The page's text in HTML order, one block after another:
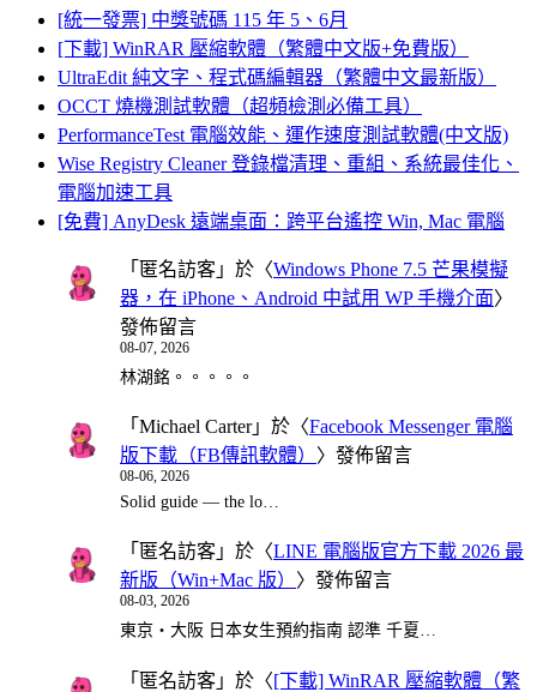
[統一發票] 中獎號碼 115 年 5、6月
[下載] WinRAR 壓縮軟體（繁體中文版+免費版）
UltraEdit 純文字、程式碼編輯器（繁體中文最新版）
OCCT 燒機測試軟體（超頻檢測必備工具）
PerformanceTest 電腦效能、運作速度測試軟體(中文版)
Wise Registry Cleaner 登錄檔清理、重組、系統最佳化、
電腦加速工具
[免費] AnyDesk 遠端桌面：跨平台遙控 Win, Mac 電腦
「 匿名訪客 」於〈Windows Phone 7.5 芒果模擬
器，在 iPhone、Android 中試用 WP 手機介面〉
發佈留言
08-07, 2026
林湖銘。。。。。
「 Michael Carter」於〈Facebook Messenger 電腦
版下載（FB傳訊軟體）
〉發佈留言
08-06, 2026
Solid guide — the lo…
「 匿名訪客 」於〈LINE 電腦版官方下載 2026 最
新版（Win+Mac 版） 〉發佈留言
08-03, 2026
東京・大阪 日本女生預約指南 認準 千夏…
「 匿名訪客 」於〈[下載] WinRAR 壓縮軟體（繁